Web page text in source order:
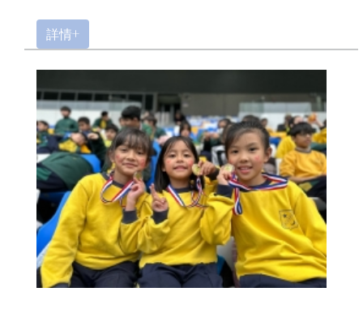
實
境
導
覽
Information
for
non-Chinese
speaking
parents
詳情+